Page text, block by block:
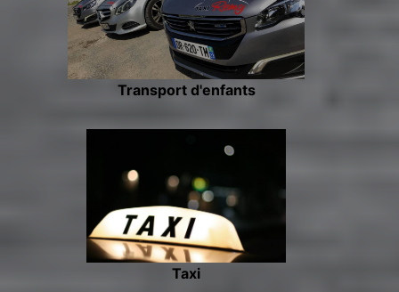
Transport d'enfants
Taxi